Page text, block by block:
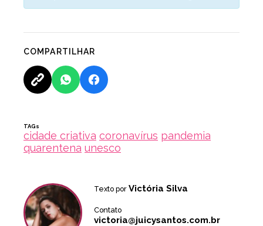
COMPARTILHAR
TAGs
cidade criativa coronavírus pandemia
quarentena unesco
Texto por Victória Silva
Contato
victoria@juicysantos.com.br